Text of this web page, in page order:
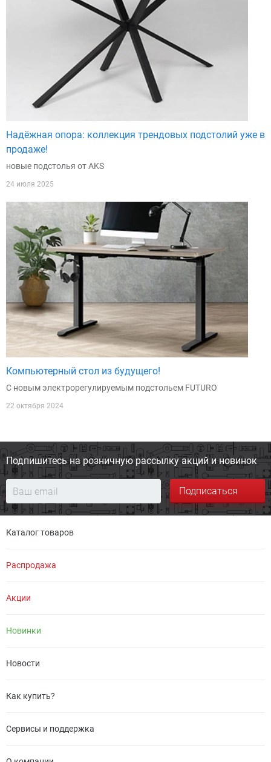
Надёжная опора: коллекция трендовых подстолий уже в
продаже!
новые подстолья от AKS
24 июля 2025
Компьютерный стол из будущего!
С новым электрорегулируемым подстольем FUTURO
22 октября 2024
Подпишитесь на розничную рассылку акций и новинок
Подписаться
Каталог товаров
Распродажа
Акции
Новинки
Новости
Как купить?
Сервисы и поддержка